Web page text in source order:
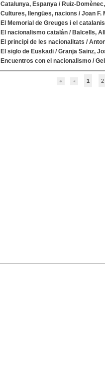
Catalunya, Espanya / Ruiz-
Cultures, llengües, nacions /Joan F.
El Memorial de Greuges i el
El nacionalismo catalán / Balcells,
El principi de les nacionalitats /
El siglo de Euskadi /Granja Sainz,
Encuentros con el nacionalismo /
1 2